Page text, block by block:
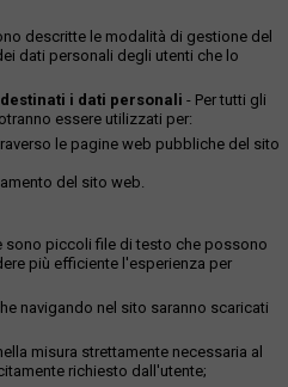
descritte le modalità di gestione del
dati personali degli utenti che lo
i dati personali - Per tutti gli
essere utilizzati per:
le pagine web pubbliche del sito
del sito web.
sono piccoli file di testo che possono
più efficiente l'esperienza per
navigando nel sito saranno scaricati
misura strettamente necessaria al
richiesto dall'utente;